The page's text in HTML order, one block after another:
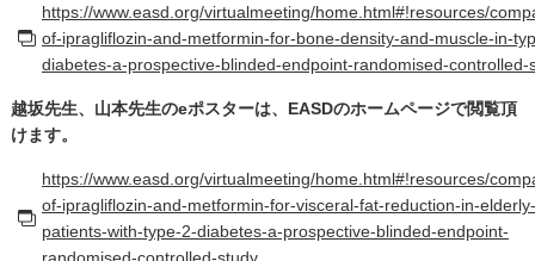
https://www.easd.org/virtualmeeting/home.html#!resources/
of-ipragliflozin-and-metformin-for-bone-density-and-muscle-in-
diabetes-a-prospective-blinded-endpoint-randomised-controlled-
越坂先生、山本先生のeポスターは、EASDのホームページで閲覧頂
けます。
https://www.easd.org/virtualmeeting/home.html#!resources/
of-ipragliflozin-and-metformin-for-visceral-fat-reduction-in-elderly-
patients-with-type-2-diabetes-a-prospective-blinded-endpoint-